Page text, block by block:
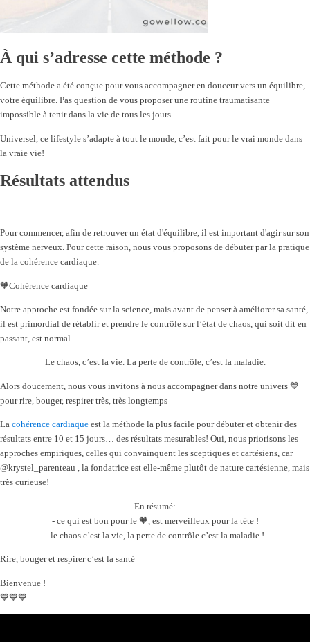
À qui s’adresse cette méthode ?
Cette méthode a été conçue pour vous accompagner en douceur vers un équilibre,
votre équilibre. Pas question de vous proposer une routine traumatisante
impossible à tenir dans la vie de tous les jours.
Universel, ce lifestyle s’adapte à tout le monde, c’est fait pour le vrai monde dans
la vraie vie!
Résultats attendus
Pour commencer, afin de retrouver un état d'équilibre, il est important d'agir sur son
système nerveux. Pour cette raison, nous vous proposons de débuter par la pratique
de la cohérence cardiaque.
🧡Cohérence cardiaque
Notre approche est fondée sur la science, mais avant de penser à améliorer sa santé,
il est primordial de rétablir et prendre le contrôle sur l’état de chaos, qui soit dit en
passant, est normal…
Le chaos, c’est la vie. La perte de contrôle, c’est la maladie.
Alors doucement, nous vous invitons à nous accompagner dans notre univers 💙
pour rire, bouger, respirer très, très longtemps
La cohérence cardiaque est la méthode la plus facile pour débuter et obtenir des
résultats entre 10 et 15 jours… des résultats mesurables! Oui, nous priorisons les
approches empiriques, celles qui convainquent les sceptiques et cartésiens, car
@krystel_parenteau , la fondatrice est elle-même plutôt de nature cartésienne, mais
très curieuse!
En résumé:
- ce qui est bon pour le 🧡, est merveilleux pour la tête !
- le chaos c’est la vie, la perte de contrôle c’est la maladie !
Rire, bouger et respirer c’est la santé
Bienvenue !
💙💙💙